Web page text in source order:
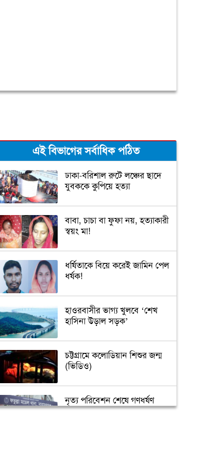
এই বিভাগের সর্বাধিক পঠিত
ঢাকা-বরিশাল রুটে লঞ্চের ছাদে
যুবককে কুপিয়ে হত্যা
বাবা, চাচা বা ফুফা নয়, হত্যাকারী
স্বয়ং মা!
ধর্ষিতাকে বিয়ে করেই জামিন পেল
ধর্ষক!
হাওরবাসীর ভাগ্য খুলবে ‘শেখ
হাসিনা উড়াল সড়ক’
চট্টগ্রামে কলোডিয়ান শিশুর জন্ম
(ভিডিও)
নৃত্য পরিবেশন শেষে গণধর্ষণ